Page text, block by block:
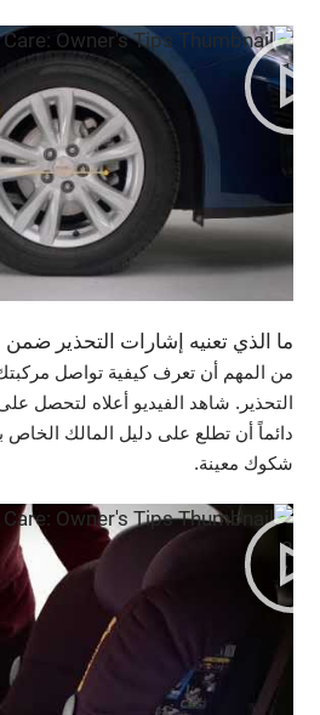
ما الذي تعنيه إشارات التحذير ضمن
من المهم أن تعرف كيفية تواصل
التحذير. شاهد الفيديو أعلاه لتحصل
دائماً أن تطلع على دليل المالك الخاص
شكوك معينة.